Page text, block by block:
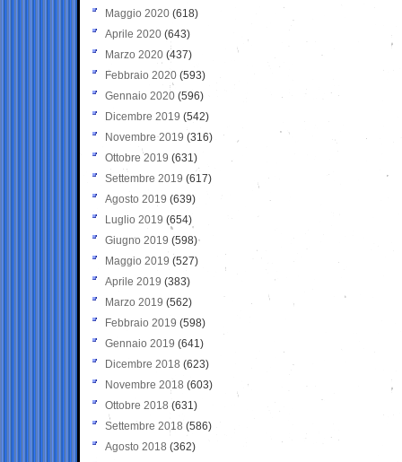
Maggio 2020 (618)
Aprile 2020 (643)
Marzo 2020 (437)
Febbraio 2020 (593)
Gennaio 2020 (596)
Dicembre 2019 (542)
Novembre 2019 (316)
Ottobre 2019 (631)
Settembre 2019 (617)
Agosto 2019 (639)
Luglio 2019 (654)
Giugno 2019 (598)
Maggio 2019 (527)
Aprile 2019 (383)
Marzo 2019 (562)
Febbraio 2019 (598)
Gennaio 2019 (641)
Dicembre 2018 (623)
Novembre 2018 (603)
Ottobre 2018 (631)
Settembre 2018 (586)
Agosto 2018 (362)